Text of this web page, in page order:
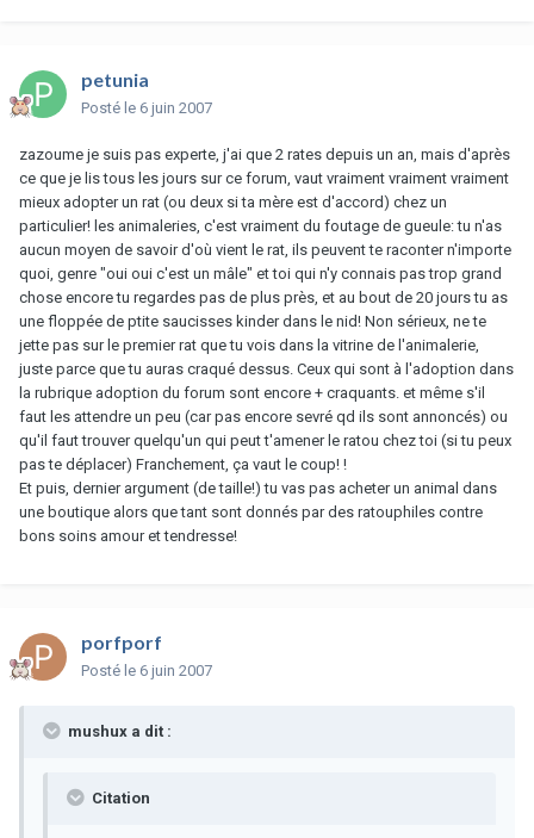
petunia
Posté le 6 juin 2007
zazoume je suis pas experte, j'ai que 2 rates depuis un an, mais d'après
ce que je lis tous les jours sur ce forum, vaut vraiment vraiment vraiment
mieux adopter un rat (ou deux si ta mère est d'accord) chez un
particulier! les animaleries, c'est vraiment du foutage de gueule: tu n'as
aucun moyen de savoir d'où vient le rat, ils peuvent te raconter n'importe
quoi, genre "oui oui c'est un mâle" et toi qui n'y connais pas trop grand
chose encore tu regardes pas de plus près, et au bout de 20 jours tu as
une floppée de ptite saucisses kinder dans le nid! Non sérieux, ne te
jette pas sur le premier rat que tu vois dans la vitrine de l'animalerie,
juste parce que tu auras craqué dessus. Ceux qui sont à l'adoption dans
la rubrique adoption du forum sont encore + craquants. et même s'il
faut les attendre un peu (car pas encore sevré qd ils sont annoncés) ou
qu'il faut trouver quelqu'un qui peut t'amener le ratou chez toi (si tu peux
pas te déplacer) Franchement, ça vaut le coup! !
Et puis, dernier argument (de taille!) tu vas pas acheter un animal dans
une boutique alors que tant sont donnés par des ratouphiles contre
bons soins amour et tendresse!
porfporf
Posté le 6 juin 2007
mushux a dit :
Citation